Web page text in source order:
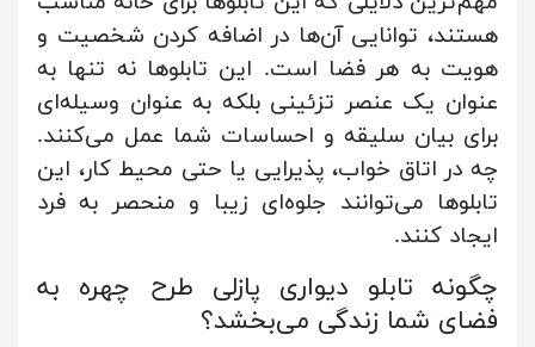
هستند، توانایی آن‌ها در اضافه کردن شخصیت و
هویت به هر فضا است. این تابلوها نه تنها به
عنوان یک عنصر تزئینی بلکه به عنوان وسیله‌ای
برای بیان سلیقه و احساسات شما عمل می‌کنند.
چه در اتاق خواب، پذیرایی یا حتی محیط کار، این
تابلوها می‌توانند جلوه‌ای زیبا و منحصر به فرد
ایجاد کنند.
چگونه تابلو دیواری پازلی طرح چهره به
فضای شما زندگی می‌بخشد؟